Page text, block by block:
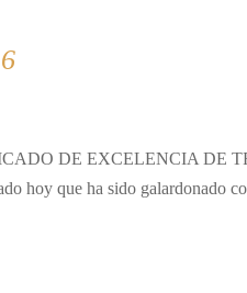
DE EXCELENCIA DE
hoy que ha sido galardonado